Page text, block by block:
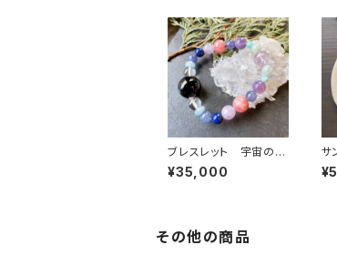
ブレスレット 宇宙の果
実タチとアソボウ
¥35,000
サ
ボ
その他の商品